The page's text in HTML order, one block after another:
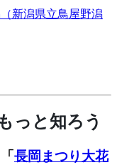
新潟県立鳥屋野潟
っと知ろう
長岡まつり大花